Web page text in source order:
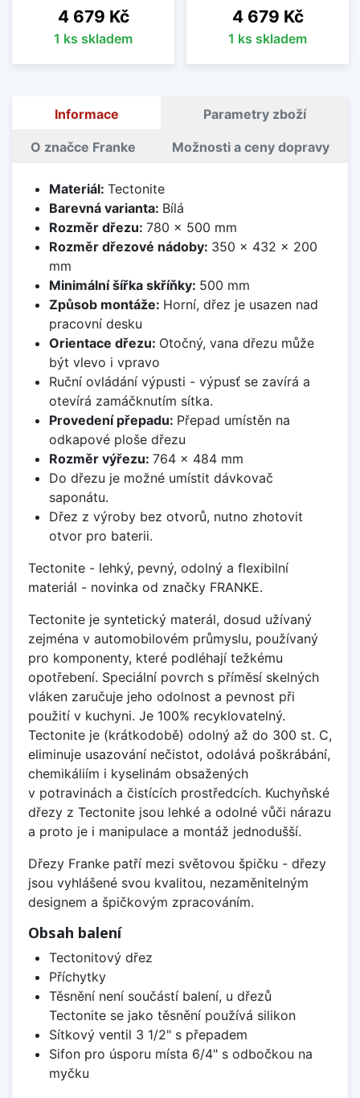
Cena
4 679 Kč
1 ks skladem
Cena
4 679 Kč
1 ks skladem
Informace Parametry zboží
O značce Franke Možnosti a ceny dopravy
Materiál: Tectonite
Barevná varianta: Bílá
Rozměr dřezu: 780 x 500 mm
Rozměr dřezové nádoby: 350 x 432 x 200
mm
Minimální šířka skříňky: 500 mm
Způsob montáže: Horní, dřez je usazen nad
pracovní desku
Orientace dřezu: Otočný, vana dřezu může
být vlevo i vpravo
Ruční ovládání výpusti - výpusť se zavírá a
otevírá zamáčknutím sítka.
Provedení přepadu: Přepad umístěn na
odkapové ploše dřezu
Rozměr výřezu: 764 x 484 mm
Do dřezu je možné umístit dávkovač
saponátu.
Dřez z výroby bez otvorů, nutno zhotovit
otvor pro baterii.
Tectonite - lehký, pevný, odolný a flexibilní
materiál - novinka od značky FRANKE.
Tectonite je syntetický materál, dosud užívaný
zejména v automobilovém průmyslu, používaný
pro komponenty, které podléhají težkému
opotřebení. Speciální povrch s příměsí skelných
vláken zaručuje jeho odolnost a pevnost při
použití v kuchyni. Je 100% recyklovatelný.
Tectonite je (krátkodobě) odolný až do 300 st. C,
eliminuje usazování nečistot, odolává poškrábání,
chemikáliím i kyselinám obsažených
v potravinách a čistících prostředcích. Kuchyňské
dřezy z Tectonite jsou lehké a odolné vůči nárazu
a proto je i manipulace a montáž jednodušší.
Dřezy Franke patří mezi světovou špičku - dřezy
jsou vyhlášené svou kvalitou, nezaměnitelným
designem a špičkovým zpracováním.
Obsah balení
Tectonitový dřez
Příchytky
Těsnění není součástí balení, u dřezů
Tectonite se jako těsnění používá silikon
Sítkový ventil 3 1/2" s přepadem
Sifon pro úsporu místa 6/4" s odbočkou na
myčku